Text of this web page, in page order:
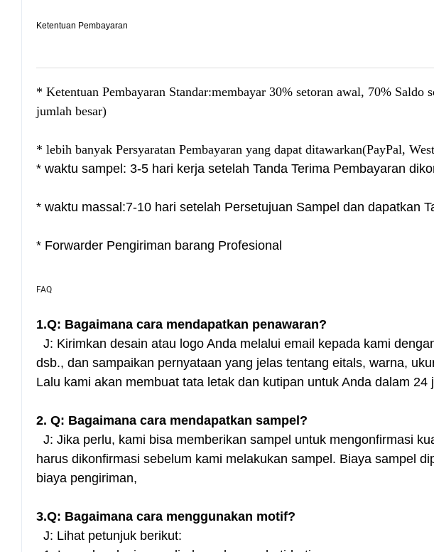
Ketentuan Pembayaran
* Ketentuan Pembayaran Standar:membayar 30% setoran awal, 70% Saldo
jumlah besar)
* lebih banyak Persyaratan Pembayaran yang dapat ditawarkan(PayPal,
* waktu sampel: 3-5 hari kerja setelah Tanda Terima Pembayaran
* waktu massal:7-10 hari setelah Persetujuan Sampel dan dapatkan
* Forwarder Pengiriman barang Profesional
FAQ
1.Q: Bagaimana cara mendapatkan penawaran?
J: Kirimkan desain atau logo Anda melalui email kepada kami
dsb., dan sampaikan pernyataan yang jelas tentang eitals, warna,
Lalu kami akan membuat tata letak dan kutipan untuk Anda dalam 24
2. Q: Bagaimana cara mendapatkan sampel?
J: Jika perlu, kami bisa memberikan sampel untuk mengonfirmasi
harus dikonfirmasi sebelum kami melakukan sampel. Biaya sampel
biaya pengiriman,
3.Q: Bagaimana cara menggunakan motif?
J: Lihat petunjuk berikut: